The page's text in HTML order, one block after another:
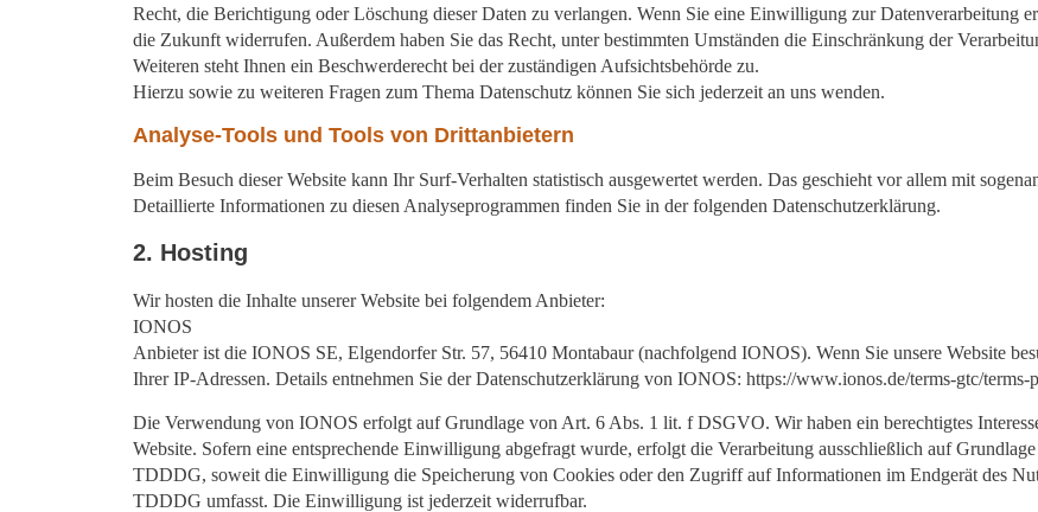
Recht, die Berichtigung oder Löschung dieser Daten zu verlangen. Wenn Sie eine Einwilligung zur Datenverarbeitung
die Zukunft widerrufen. Außerdem haben Sie das Recht, unter bestimmten Umständen die Einschränkung der
Weiteren steht Ihnen ein Beschwerderecht bei der zuständigen Aufsichtsbehörde zu.
Hierzu sowie zu weiteren Fragen zum Thema Datenschutz können Sie sich jederzeit an uns wenden.
Analyse-Tools und Tools von Drittanbietern
Beim Besuch dieser Website kann Ihr Surf-Verhalten statistisch ausgewertet werden. Das geschieht vor allem mit
Detaillierte Informationen zu diesen Analyseprogrammen finden Sie in der folgenden Datenschutzerklärung.
2. Hosting
Wir hosten die Inhalte unserer Website bei folgendem Anbieter:
IONOS
Anbieter ist die IONOS SE, Elgendorfer Str. 57, 56410 Montabaur (nachfolgend IONOS). Wenn Sie unsere Website
Ihrer IP-Adressen. Details entnehmen Sie der Datenschutzerklärung von IONOS: https://www.ionos.de/terms-gtc/terms-
Die Verwendung von IONOS erfolgt auf Grundlage von Art. 6 Abs. 1 lit. f DSGVO. Wir haben ein berechtigtes
Website. Sofern eine entsprechende Einwilligung abgefragt wurde, erfolgt die Verarbeitung ausschließlich auf
TDDDG, soweit die Einwilligung die Speicherung von Cookies oder den Zugriff auf Informationen im Endgerät des
TDDDG umfasst. Die Einwilligung ist jederzeit widerrufbar.